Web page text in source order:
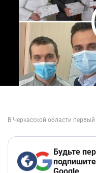
Будьте
Google